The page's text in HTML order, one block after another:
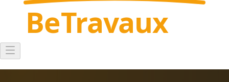
BeTravaux